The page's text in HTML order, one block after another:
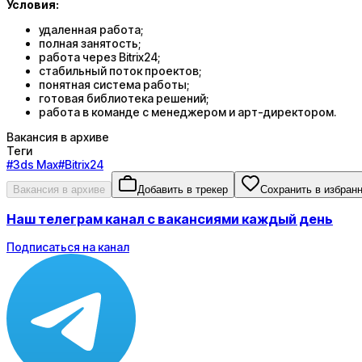
Условия:
удаленная работа;
полная занятость;
работа через Bitrix24;
стабильный поток проектов;
понятная система работы;
готовая библиотека решений;
работа в команде с менеджером и арт-директором.
Вакансия в архиве
Теги
#3ds Max#Bitrix24
Вакансия в архиве Добавить в трекер Сохранить в
Наш телеграм канал с вакансиями каждый день
Подписаться на канал